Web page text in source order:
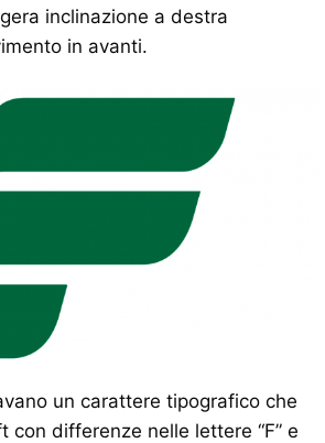
inclinazione a destra
in avanti.
un carattere tipografico che
con differenze nelle lettere “F” e